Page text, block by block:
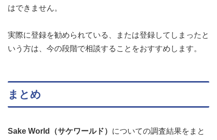
はできません。
実際に登録を勧められている、または登録してしまったと
いう方は、今の段階で相談することをおすすめします。
まとめ
Sake World（サケワールド） についての調査結果をまと